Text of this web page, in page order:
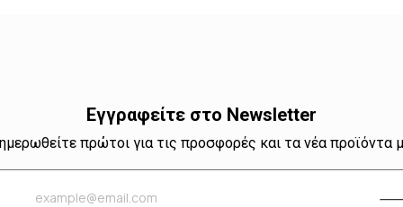
Εγγραφείτε στο Newsletter
πρώτοι για τις προσφορές και τα νέα προϊόντα